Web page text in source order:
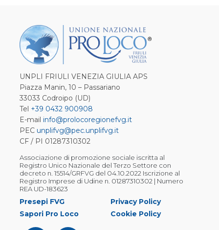
UNPLI FRIULI VENEZIA GIULIA APS
Piazza Manin, 10 – Passariano
33033 Codroipo (UD)
Tel +39 0432 900908
E-mail info@prolocoregionefvg.it
PEC unplifvg@pec.unplifvg.it
CF / PI 01287310302
Associazione di promozione sociale iscritta al
Registro Unico Nazionale del Terzo Settore con
decreto n. 15514/GRFVG del 04.10.2022 Iscrizione al
Registro Imprese di Udine n. 01287310302 | Numero
REA UD-183623
Presepi FVG
Sapori Pro Loco
Privacy Policy
Cookie Policy